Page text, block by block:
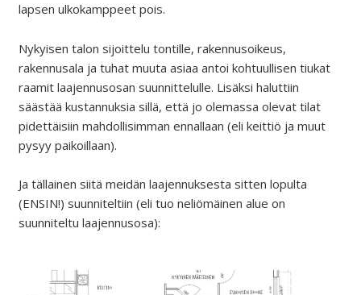
lapsen ulkokamppeet pois.
Nykyisen talon sijoittelu tontille, rakennusoikeus,
rakennusala ja tuhat muuta asiaa antoi kohtuullisen tiukat
raamit laajennusosan suunnittelulle. Lisäksi haluttiin
säästää kustannuksia sillä, että jo olemassa olevat tilat
pidettäisiin mahdollisimman ennallaan (eli keittiö ja muut
pysyy paikoillaan).
Ja tällainen siitä meidän laajennuksesta sitten lopulta
(ENSIN!) suunniteltiin (eli tuo neliömäinen alue on
suunniteltu laajennusosa):